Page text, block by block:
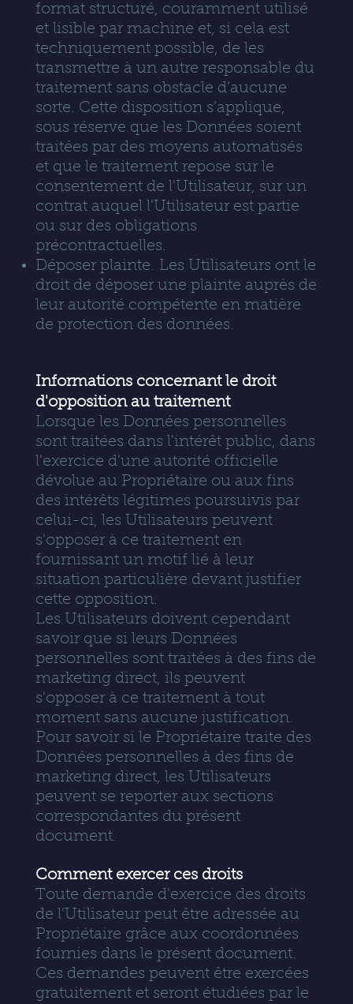
format structuré, couramment utilisé
et lisible par machine et, si cela est
techniquement possible, de les
transmettre à un autre responsable du
traitement sans obstacle d'aucune
sorte. Cette disposition s’applique,
sous réserve que les Données soient
traitées par des moyens automatisés
et que le traitement repose sur le
consentement de l'Utilisateur, sur un
contrat auquel l'Utilisateur est partie
ou sur des obligations
précontractuelles.
Déposer plainte. Les Utilisateurs ont le
droit de déposer une plainte auprès de
leur autorité compétente en matière
de protection des données.
Informations concernant le droit
d'opposition au traitement
Lorsque les Données personnelles
sont traitées dans l'intérêt public, dans
l'exercice d'une autorité officielle
dévolue au Propriétaire ou aux fins
des intérêts légitimes poursuivis par
celui-ci, les Utilisateurs peuvent
s'opposer à ce traitement en
fournissant un motif lié à leur
situation particulière devant justifier
cette opposition.
Les Utilisateurs doivent cependant
savoir que si leurs Données
personnelles sont traitées à des fins de
marketing direct, ils peuvent
s'opposer à ce traitement à tout
moment sans aucune justification.
Pour savoir si le Propriétaire traite des
Données personnelles à des fins de
marketing direct, les Utilisateurs
peuvent se reporter aux sections
correspondantes du présent
document.
Comment exercer ces droits
Toute demande d'exercice des droits
de l'Utilisateur peut être adressée au
Propriétaire grâce aux coordonnées
fournies dans le présent document.
Ces demandes peuvent être exercées
gratuitement et seront étudiées par le